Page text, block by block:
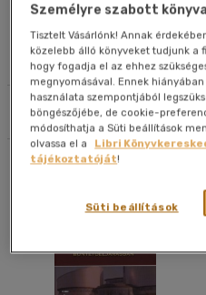
Művei
Szűrés
Eladott darabszám
Cím szerint A-Z
Szerző szerint A-Z
Megjelenítés
20 db / oldal
Személyre szabott
Tisztelt Vásárlónk! Annak
közelebb álló könyveket tudjunk a
hogy fogadja el az ehhez
megnyomásával. Ennek
használata szempontjából
böngészőjébe, de cookie-
módosíthatja a Süti beállítások
olvassa el a
Libri
tájékoztatóját!
Süti beállítások